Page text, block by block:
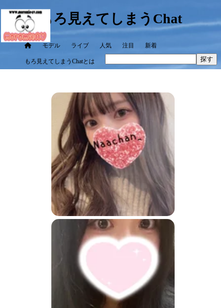
もろ見えてしまうChat
モデル ライブ 人気 注目 新着
もろ見えてしまうChatとは 探す